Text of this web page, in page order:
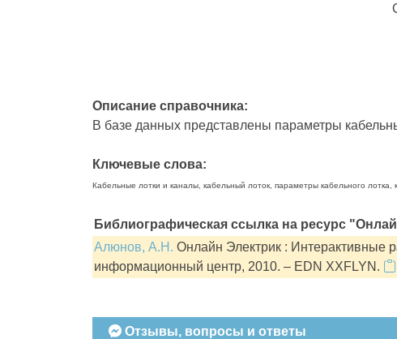
Описание справочника:
В базе данных представлены параметры
Ключевые слова:
Кабельные лотки и каналы, кабельный лоток, параметры кабельного
Библиографическая ссылка на ресурс
Алюнов, А.Н. Онлайн Электрик : Интерактивные
информационный центр, 2010. – EDN XXFLYN.
Отзывы, вопросы и ответы